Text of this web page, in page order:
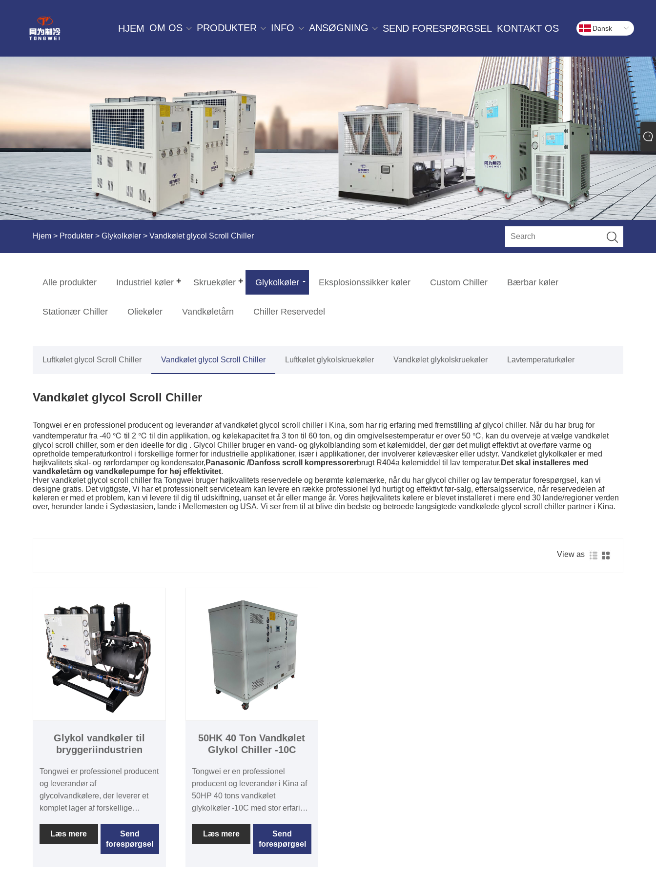
HJEM OM OS PRODUKTER INFO ANSØGNING SEND FORESPØRGSEL KONTAKT OS Dansk
Hjem > Produkter >Glykolkøler > Vandkølet glycol Scroll Chiller
Alle produkter Industriel køler Skruekøler Glykolkøler Eksplosionssikker køler Custom Chiller Bærbar køler
Stationær Chiller Oliekøler Vandkøletårn Chiller Reservedel
Luftkølet glycol Scroll Chiller Vandkølet glycol Scroll Chiller Luftkølet glykolskruekøler Vandkølet glykolskruekøler Lavtemperaturkøler
Vandkølet glycol Scroll Chiller
Tongwei er en professionel producent og leverandør af vandkølet glycol scroll chiller i Kina, som har rig erfaring med fremstilling af glycol chiller. Når du har brug for
vandtemperatur fra -40 ℃ til 2 ℃ til din applikation, og kølekapacitet fra 3 ton til 60 ton, og din omgivelsestemperatur er over 50 ℃, kan du overveje at vælge vandkølet
glycol scroll chiller, som er den ideelle for dig . Glycol Chiller bruger en vand- og glykolblanding som et kølemiddel, der gør det muligt effektivt at overføre varme og
opretholde temperaturkontrol i forskellige former for industrielle applikationer, især i applikationer, der involverer kølevæsker eller udstyr. Vandkølet glykolkøler er med
højkvalitets skal- og rørfordamper og kondensator, Panasonic /Danfoss scroll kompressorerbrugt R404a kølemiddel til lav temperatur. Det skal installeres med
vandkøletårn og vandkølepumpe for høj effektivitet.
Hver vandkølet glycol scroll chiller fra Tongwei bruger højkvalitets reservedele og berømte kølemærke, når du har glycol chiller og lav temperatur forespørgsel, kan vi
designe gratis. Det vigtigste, Vi har et professionelt serviceteam kan levere en række professionel lyd hurtigt og effektivt før-salg, eftersalgsservice, når reservedelen af ​​
køleren er med et problem, kan vi levere til dig til udskiftning, uanset et år eller mange år. Vores højkvalitets kølere er blevet installeret i mere end 30 lande/regioner verden
over, herunder lande i Sydøstasien, lande i Mellemøsten og USA. Vi ser frem til at blive din bedste og betroede langsigtede vandkølede glycol scroll chiller partner i Kina.
View as
Glykol vandkøler til
bryggeriindustrien
Tongwei er professionel producent
og leverandør af
glycolvandkølere, der leverer et
komplet lager af forskellige
luftkølet gykolkøler og vandkølet
glykolkøler med
kølevandstemperatur fra -30 ℃ til
Læs mere
Send
forespørgsel
50HK 40 Ton Vandkølet
Glykol Chiller -10C
Tongwei er en professionel
producent og leverandør i Kina af
50HP 40 tons vandkølet
glykolkøler -10C med stor erfaring
komplet udvalg af glykolkølere
med en bred vifte af budgetter og
muligheder, der kan tilpasses efter
Læs mere
Send
forespørgsel